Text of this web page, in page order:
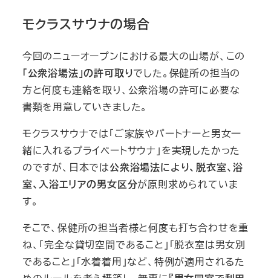
モクラスサウナの場合
今回のニューオープンにおける最大の山場が、この
「公衆浴場法」の許可取りでした。保健所の担当の
方と何度も連絡を取り、公衆浴場の許可に必要な
書類を用意していきました。
モクラスサウナでは「ご家族やパートナーと男女一
緒に入れるプライベートサウナ」を実現したかった
のですが、日本では公衆浴場法により、脱衣室、浴
室、入浴エリアの男女区分が原則求められていま
す。
そこで、保健所の担当者様と何度も打ち合わせを重
ね、「完全な貸切空間であること」「脱衣室は男女別
であること」「水着着用」など、特例が適用されるた